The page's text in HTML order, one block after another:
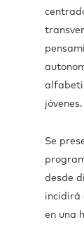
jóvenes.
Se
desde
incidirá
en una